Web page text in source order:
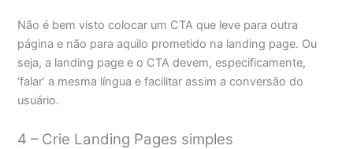
Não é bem visto colocar um CTA que leve para outra
página e não para aquilo prometido na landing page. Ou
seja, a landing page e o CTA devem, especificamente,
‘falar’ a mesma língua e facilitar assim a conversão do
usuário.
4 – Crie Landing Pages simples